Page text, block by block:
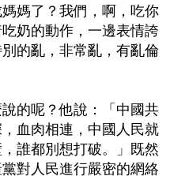
媽了？我們，啊，吃你
奶的動作，一邊表情誇
的亂，非常亂，有亂倫
的呢？他說：「中國共
血肉相連，中國人民就
誰都別想打破。」既然
對人民進行嚴密的網絡